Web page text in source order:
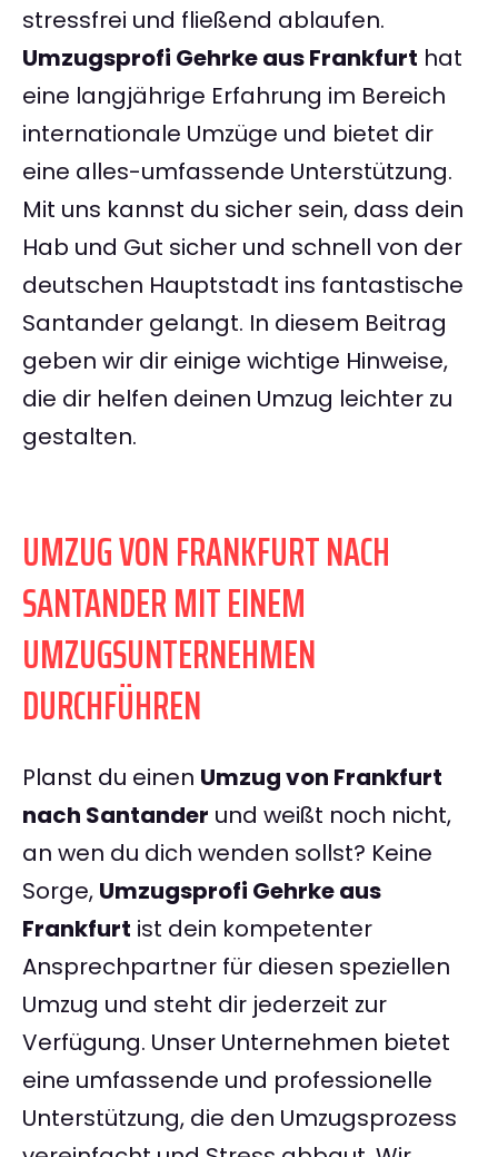
stressfrei und fließend ablaufen.
Umzugsprofi Gehrke aus Frankfurt hat
eine langjährige Erfahrung im Bereich
internationale Umzüge und bietet dir
eine alles-umfassende Unterstützung.
Mit uns kannst du sicher sein, dass dein
Hab und Gut sicher und schnell von der
deutschen Hauptstadt ins fantastische
Santander gelangt. In diesem Beitrag
geben wir dir einige wichtige Hinweise,
die dir helfen deinen Umzug leichter zu
gestalten.
UMZUG VON FRANKFURT NACH
SANTANDER MIT EINEM
UMZUGSUNTERNEHMEN
DURCHFÜHREN
Planst du einen Umzug von Frankfurt
nach Santander und weißt noch nicht,
an wen du dich wenden sollst? Keine
Sorge, Umzugsprofi Gehrke aus
Frankfurt ist dein kompetenter
Ansprechpartner für diesen speziellen
Umzug und steht dir jederzeit zur
Verfügung. Unser Unternehmen bietet
eine umfassende und professionelle
Unterstützung, die den Umzugsprozess